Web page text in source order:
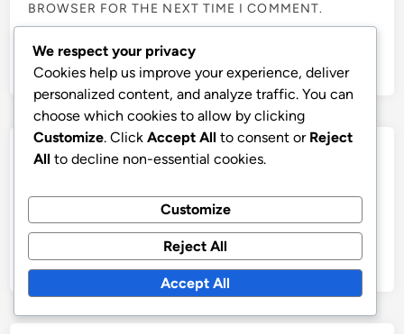
BROWSER FOR THE NEXT TIME I COMMENT.
Links
All content
Reach Out
About Us
We respect your privacy
Cookies help us improve your experience, deliver
personalized content, and analyze traffic. You can
choose which cookies to allow by clicking
Customize. Click Accept All to consent or Reject
All to decline non-essential cookies.
Customize
Reject All
Accept All